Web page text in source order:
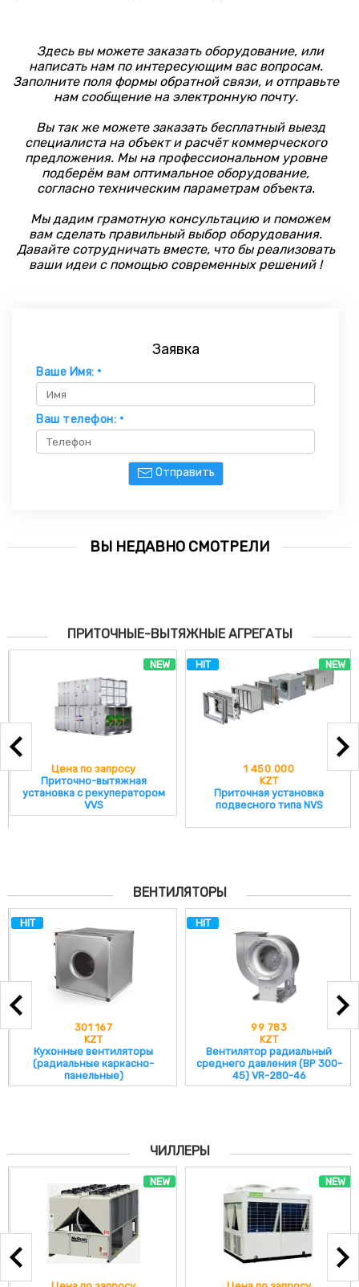
Здесь вы можете заказать оборудование, или
написать нам по интересующим вас вопросам.
Заполните поля формы обратной связи, и отправьте
нам сообщение на электронную почту.
Вы так же можете заказать бесплатный выезд
специалиста на объект и расчёт коммерческого
предложения. Мы на профессиональном уровне
подберём вам оптимальное оборудование,
согласно техническим параметрам объекта.
Мы дадим грамотную консультацию и поможем
вам сделать правильный выбор оборудования.
Давайте сотрудничать вместе, что бы реализовать
ваши идеи с помощью современных решений !
Заявка
Ваше Имя: *
Ваш телефон: *
Отправить
ВЫ НЕДАВНО СМОТРЕЛИ
ПРИТОЧНЫЕ-ВЫТЯЖНЫЕ АГРЕГАТЫ
NEW
Цена по запросу
Приточно-вытяжная
установка с рекуператором
VVS
NEW
HIT
1 450 000
KZT
Приточная установка
подвесного типа NVS
ВЕНТИЛЯТОРЫ
HIT
301 167
KZT
Кухонные вентиляторы
(радиальные каркасно-
панельные)
HIT
99 783
KZT
Вентилятор радиальный
среднего давления (ВР 300-
45) VR-280-46
ЧИЛЛЕРЫ
NEW NEW